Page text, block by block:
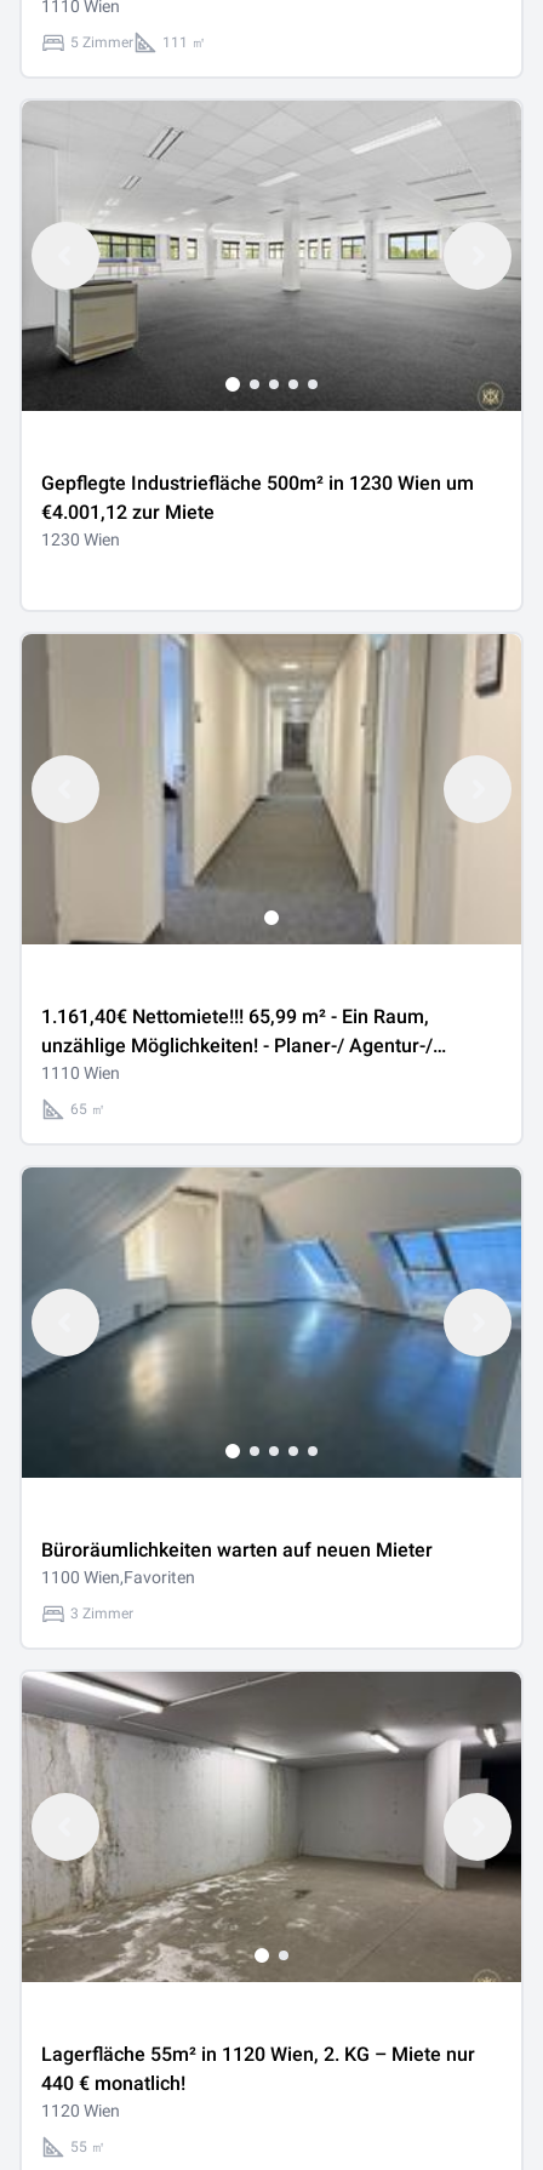
1110 Wien
5 Zimmer 111 ㎡
Gepflegte Industriefläche 500m² in 1230 Wien um
€4.001,12 zur Miete
1230 Wien
1.161,40€ Nettomiete!!! 65,99 m² - Ein Raum,
unzählige Möglichkeiten! - Planer-/ Agentur-/
Architektenbüro - Tolle Bürofläche im 11. Bezirk zu
vermieten
1110 Wien
65 ㎡
Büroräumlichkeiten warten auf neuen Mieter
1100 Wien,Favoriten
3 Zimmer
Lagerfläche 55m² in 1120 Wien, 2. KG – Miete nur
440 € monatlich!
1120 Wien
55 ㎡